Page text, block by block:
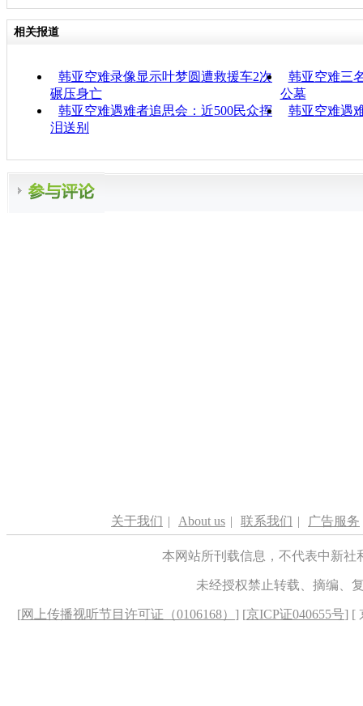
相关报道
韩亚空难录像显示叶梦圆遭救援车2次
碾压身亡
韩亚空难三
公墓
韩亚空难遇难者追思会：近500民众挥
泪送别
韩亚空难遇
关于我们 | About us | 联系我们 | 广告服务
本网站所刊载信息，不代表中新
未经授权禁止转载、摘编、
[网上传播视听节目许可证（0106168） ] [京ICP证040655号] [